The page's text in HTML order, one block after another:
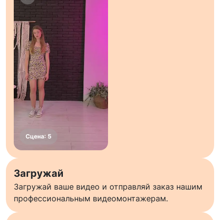
Загружай
Загружай ваше видео и отправляй заказ нашим
профессиональным видеомонтажерам.